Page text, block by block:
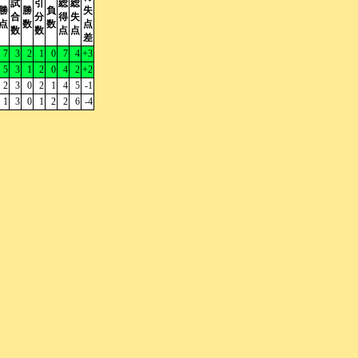
試
合
数
勝
数
引
分
数
負
数
総
得
点
総
失
点
失
点
差
7
3 2 1 0 7 4 +3
5
3 1 2 0 4 2 +2
2
3 0 2 1 4 5 -1
1
3 0 1 2 2 6 -4